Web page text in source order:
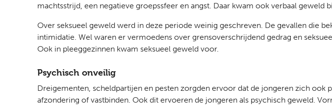
machtsstrijd, een negatieve groepssfeer en angst. Daar kwam ook verbaal geweld
Over seksueel geweld werd in deze periode weinig geschreven. De gevallen die
intimidatie. Wel waren er vermoedens over grensoverschrijdend gedrag en
Ook in pleeggezinnen kwam seksueel geweld voor.
Psychisch onveilig
Dreigementen, scheldpartijen en pesten zorgden ervoor dat de jongeren zich
afzondering of vastbinden. Ook dit ervoeren de jongeren als psychisch geweld.